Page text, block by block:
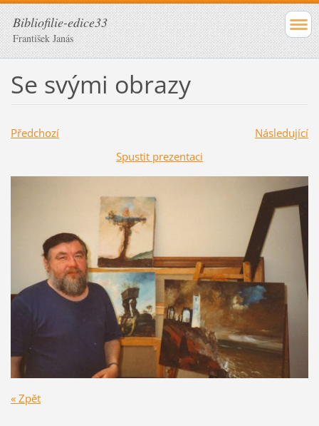
Bibliofilie-edice33
František Janás
Se svými obrazy
Předchozí
Následující
Spustit prezentaci
« Zpět